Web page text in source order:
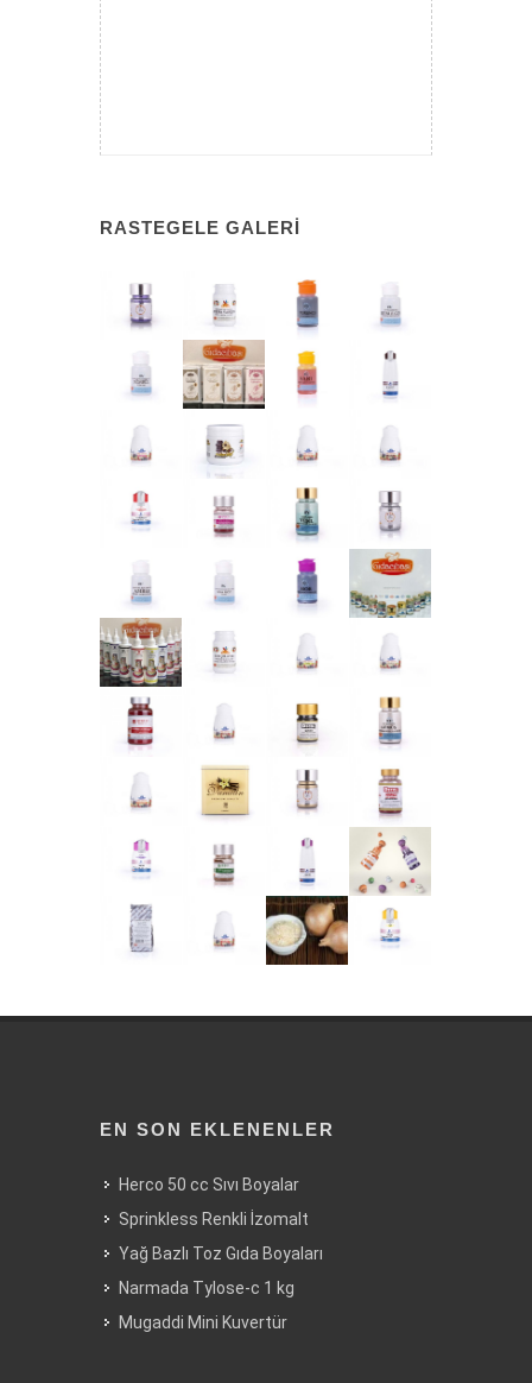
RASTEGELE GALERI
EN SON EKLENENLER
Herco 50 cc Sıvı Boyalar
Sprinkless Renkli İzomalt
Yağ Bazlı Toz Gıda Boyaları
Narmada Tylose-c 1 kg
Mugaddi Mini Kuvertür